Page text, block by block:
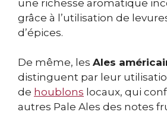
une richesse aromatique
grâce à l’utilisation de
d’épices.
De même, les Ales
distinguent par leur
de houblons locaux, qui
autres Pale Ales des notes